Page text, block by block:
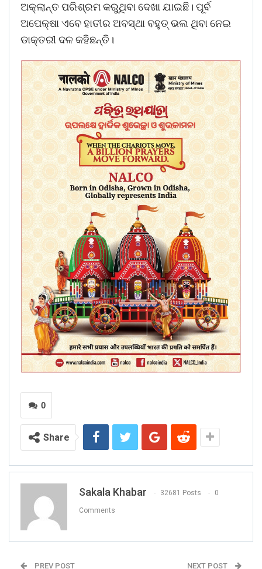
ଅକ୍ଲାନ୍ତ ପରିଶ୍ରମ କରୁଥିବା ଦେଖା ଯାଇଛି। ପୂର୍ବ
ଅପେକ୍ଷା ଏବେ ହାତୀର ଅବସ୍ଥା ବହୁତ୍ ଭଲ ଥିବା ନେଇ
ଡାକ୍ତରୀ ଦଳ କହିଛନ୍ତି।
0
Share
Sakala Khabar 32681 Posts 0
Comments
PREV POST NEXT POST